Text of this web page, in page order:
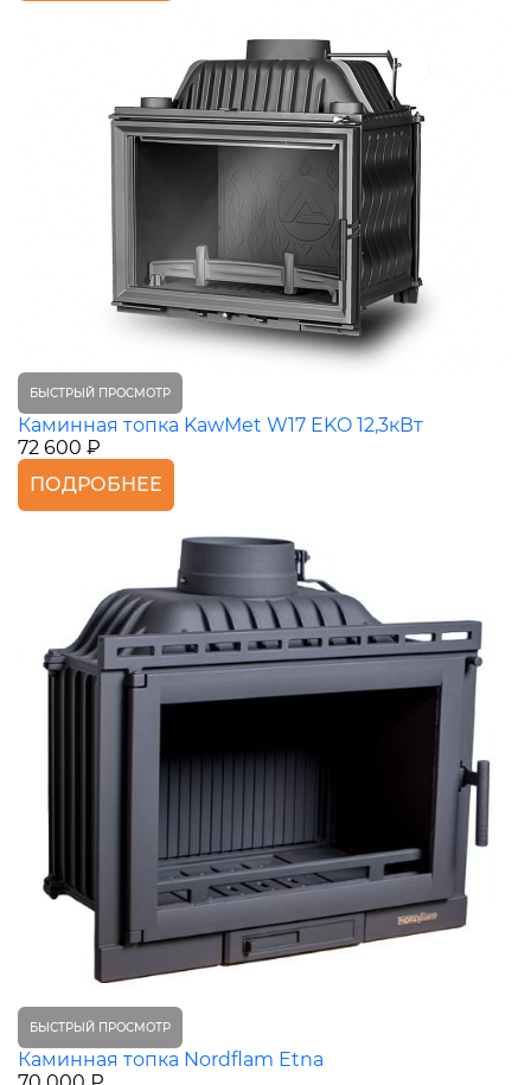
БЫСТРЫЙ ПРОСМОТР
Каминная топка KawMet W17 EKO 12,3кВт
72 600 ₽
ПОДРОБНЕЕ
БЫСТРЫЙ ПРОСМОТР
Каминная топка Nordflam Etna